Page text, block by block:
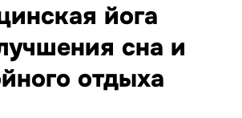
йога
сна и
отдыха